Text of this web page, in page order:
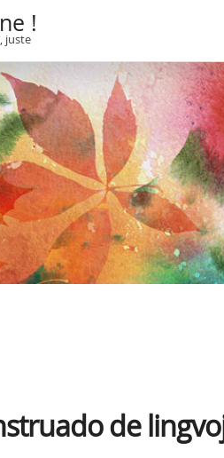
!
juste
de